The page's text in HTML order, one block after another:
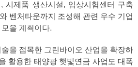
, 시제품 생산시설, 임상시험센터 구축
벤처타운까지 조성해 관련 우수 기업
을 계획이다.
을 접목한 그린바이오 산업을 확장하
활용한 태양광 햇빛연금 사업도 대폭